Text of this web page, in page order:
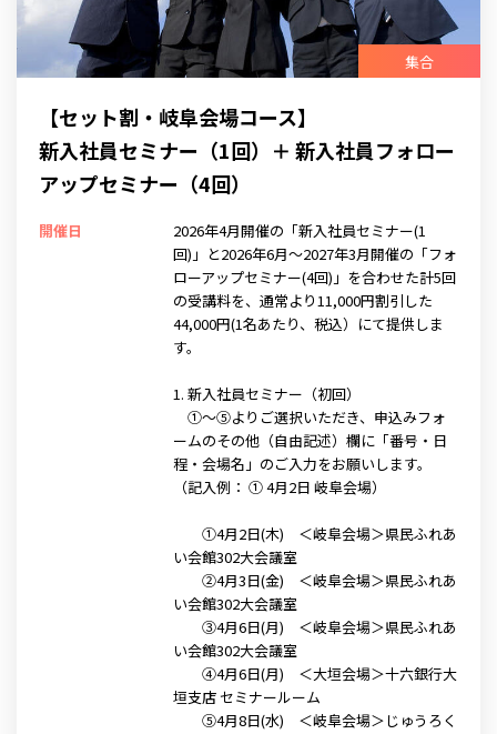
集合
【セット割・岐阜会場コース】
新入社員セミナー（1回）＋ 新入社員フォロー
アップセミナー（4回）
開催日
2026年4月開催の「新入社員セミナー(1
回)」と2026年6月～2027年3月開催の「フォ
ローアップセミナー(4回)」を合わせた計5回
の受講料を、通常より11,000円割引した
44,000円(1名あたり、税込）にて提供しま
す。
1. 新入社員セミナー（初回）
①～⑤よりご選択いただき、申込みフォ
ームのその他（自由記述）欄に「番号・日
程・会場名」のご入力をお願いします。
（記入例： ① 4月2日 岐阜会場）
①4月2日(木) ＜岐阜会場＞県民ふれあ
い会館302大会議室
②4月3日(金) ＜岐阜会場＞県民ふれあ
い会館302大会議室
③4月6日(月) ＜岐阜会場＞県民ふれあ
い会館302大会議室
④4月6日(月) ＜大垣会場＞十六銀行大
垣支店 セミナールーム
⑤4月8日(水) ＜岐阜会場＞じゅうろく